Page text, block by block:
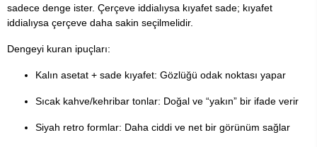
sadece denge ister. Çerçeve iddialıysa kıyafet sade; kıyafet
iddialıysa çerçeve daha sakin seçilmelidir.
Dengeyi kuran ipuçları:
Kalın asetat + sade kıyafet: Gözlüğü odak noktası yapar
Sıcak kahve/kehribar tonlar: Doğal ve “yakın” bir ifade verir
Siyah retro formlar: Daha ciddi ve net bir görünüm sağlar